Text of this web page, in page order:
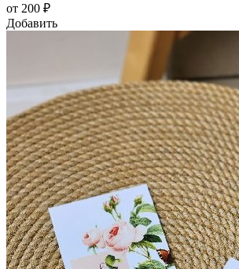
от 200 ₽
Добавить